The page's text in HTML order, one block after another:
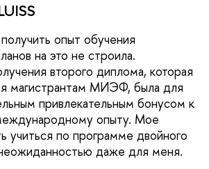
опыт обучения
на это не строила.
второго диплома, которая
магистрантам МИЭФ, была для
привлекательным бонусом к
опыту. Мое
учиться по программе двойного
даже для меня.